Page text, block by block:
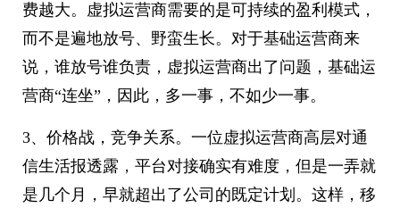
费越大。虚拟运营商需要的是可持续的盈利模式，
而不是遍地放号、野蛮生长。对于基础运营商来
说，谁放号谁负责，虚拟运营商出了问题，基础运
营商“连坐”，因此，多一事，不如少一事。
3、价格战，竞争关系。一位虚拟运营商高层对通
信生活报透露，平台对接确实有难度，但是一弄就
是几个月，早就超出了公司的既定计划。这样，移